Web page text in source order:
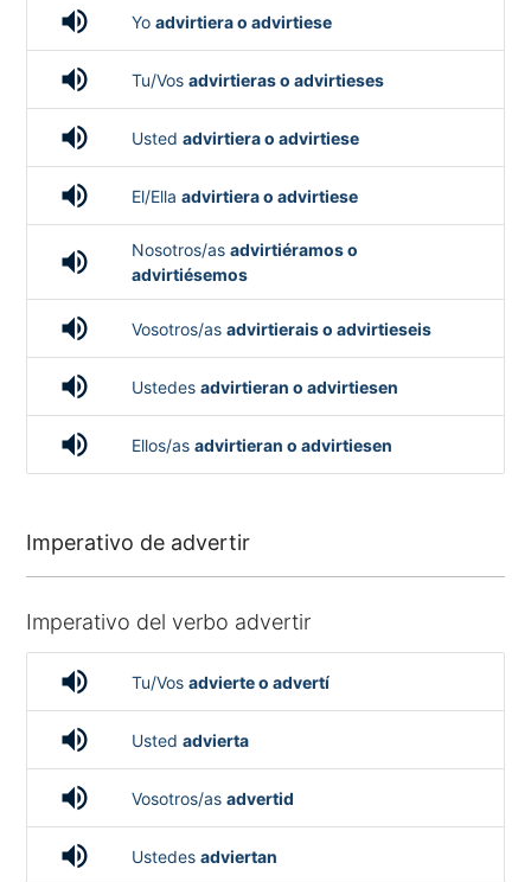
volume_up Yo advirtiera o advirtiese
volume_up Tu/Vos advirtieras o advirtieses
volume_up Usted advirtiera o advirtiese
volume_up El/Ella advirtiera o advirtiese
volume_up Nosotros/as advirtiéramos o
advirtiésemos
volume_up Vosotros/as advirtierais o advirtieseis
volume_up Ustedes advirtieran o advirtiesen
volume_up Ellos/as advirtieran o advirtiesen
Imperativo de advertir
Imperativo del verbo advertir
volume_up Tu/Vos advierte o advertí
volume_up Usted advierta
volume_up Vosotros/as advertid
volume_up Ustedes adviertan